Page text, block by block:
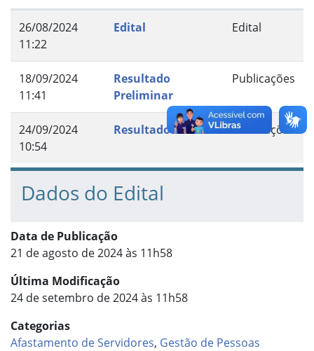
26/08/2024
11:22
Edital Edital
18/09/2024
11:41
Resultado
Preliminar
Publicações
24/09/2024
10:54
Resultado Final Publicações
Dados do Edital
Data de Publicação
21 de agosto de 2024 às 11h58
Última Modificação
24 de setembro de 2024 às 11h58
Categorias
Afastamento de Servidores, Gestão de Pessoas